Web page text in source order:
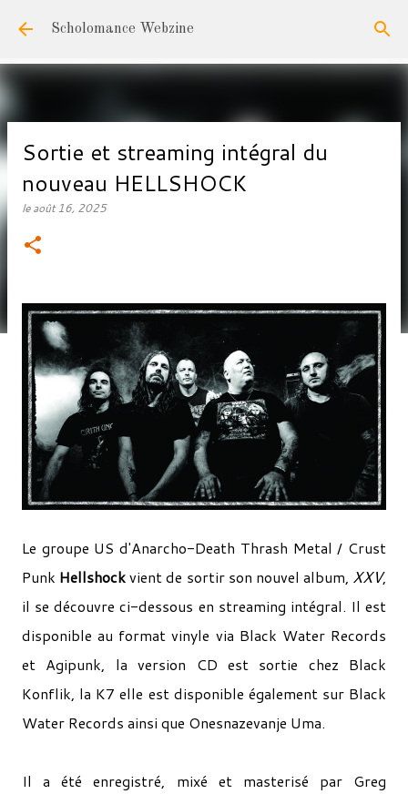
Accéder au contenu principal
Scholomance Webzine
Sortie et streaming intégral du
nouveau HELLSHOCK
leaoût 16, 2025
Le groupe US d'Anarcho-Death Thrash Metal / Crust
Punk Hellshockvient de sortir son nouvel album, XXV,
il se découvre ci-dessous en streaming intégral. Il est
disponible au format vinyle via Black Water Records
et Agipunk, la version CD est sortie chez Black
Konflik, la K7 elle est disponible également sur Black
Water Records ainsi que Onesnazevanje Uma.
Il a été enregistré, mixé et masterisé par Greg